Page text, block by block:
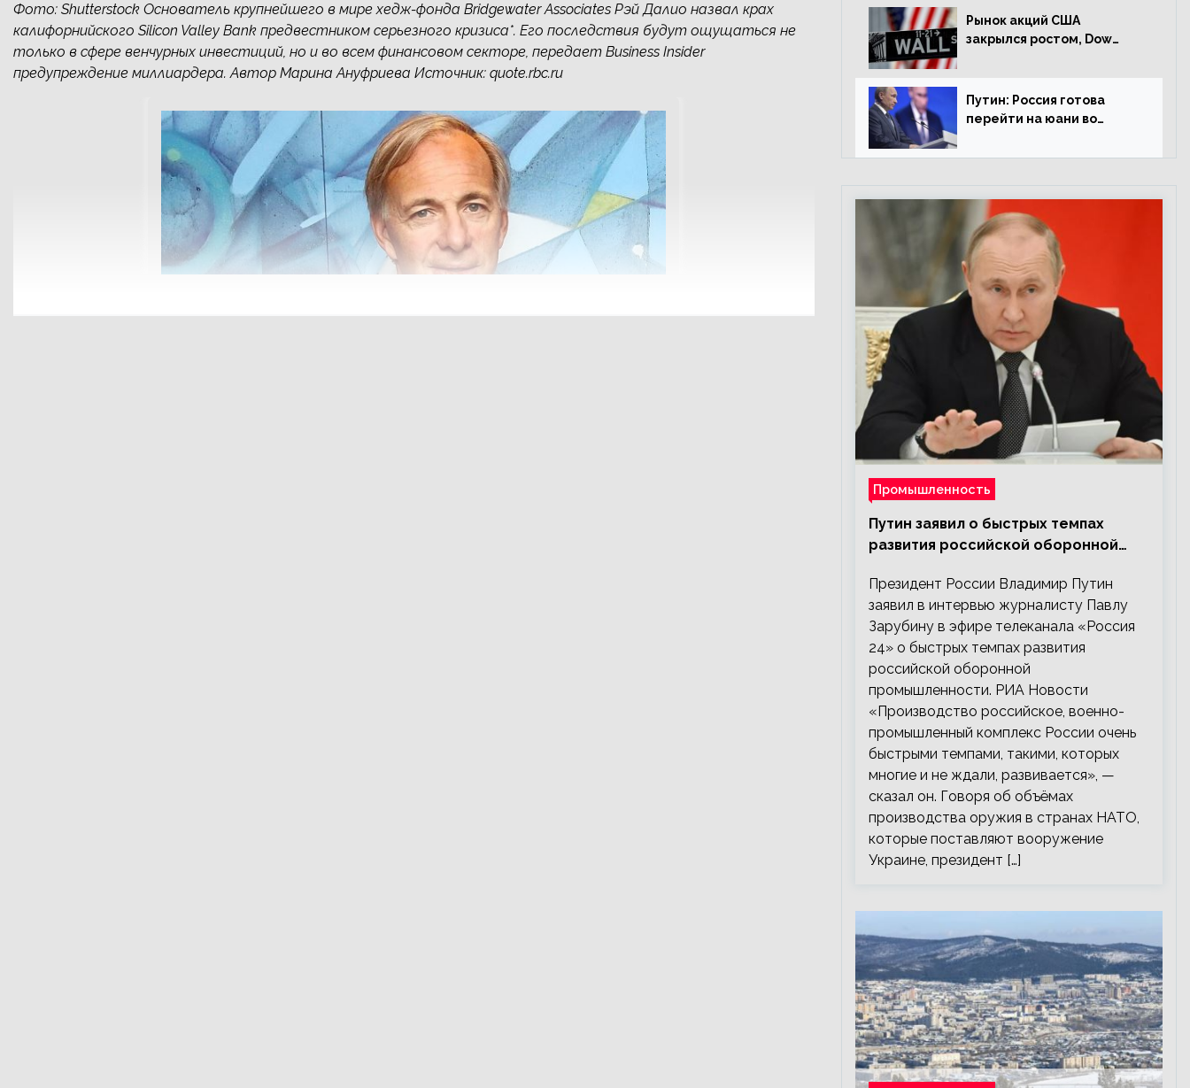
Фото: Shutterstock Основатель крупнейшего в мире хедж-фонда Bridgewater Associates Рэй Далио назвал крах
калифорнийского Silicon Valley Bank предвестником серьезного кризиса*. Его последствия будут ощущаться не
только в сфере венчурных инвестиций, но и во всем финансовом секторе, передает Business Insider
предупреждение миллиардера. Автор Марина Ануфриева Источник: quote.rbc.ru
Рынок акций США
закрылся ростом, Dow
Путин: Россия готова
перейти на юани во
Промышленность
Путин заявил о быстрых темпах
развития российской оборонной
Президент России Владимир Путин
заявил в интервью журналисту Павлу
Зарубину в эфире телеканала «Россия
24» о быстрых темпах развития
российской оборонной
промышленности. РИА Новости
«Производство российское, военно-
промышленный комплекс России очень
быстрыми темпами, такими, которых
многие и не ждали, развивается», —
сказал он. Говоря об объёмах
производства оружия в странах НАТО,
которые поставляют вооружение
Украине, президент […]